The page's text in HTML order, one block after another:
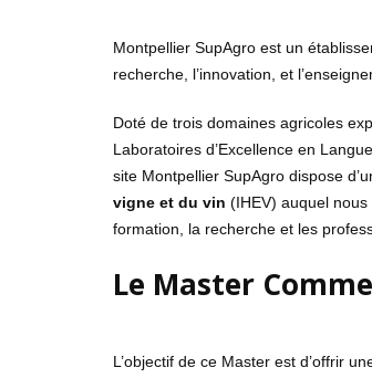
Montpellier SupAgro est un
recherche, l’innovation, et
Doté de trois domaines agricoles
Laboratoires d’Excellence en
site Montpellier SupAgro dispose
vigne et du vin (IHEV) auquel
formation, la recherche et les
Le Master
L’objectif de ce Master est d’offrir